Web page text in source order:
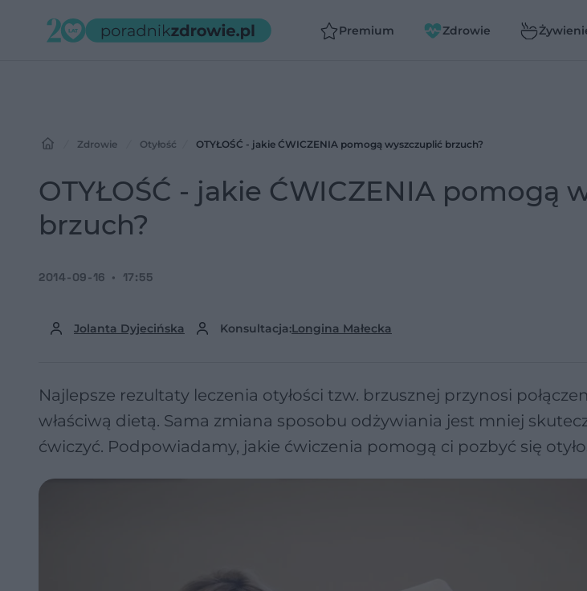
Premium Zdrowie
Zdrowie Otyłość OTYŁOŚĆ - jakie ĆWICZENIA pomogą wyszczuplić brzuch?
OTYŁOŚĆ - jakie ĆWICZENIA pomogą
brzuch?
Jolanta Dyjecińska Konsultacja:Longina Małecka
2014-09-16 17:55
Najlepsze rezultaty leczenia otyłości tzw. brzusznej przynosi
właściwą dietą. Sama zmiana sposobu odżywiania jest mniej
ćwiczyć. Podpowiadamy, jakie ćwiczenia pomogą ci pozbyć się